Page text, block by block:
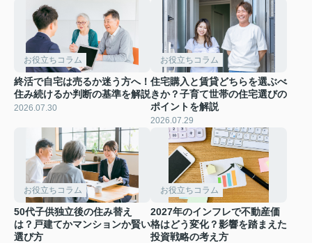
お役立ちコラム
終活で自宅は売るか迷う方へ！
住み続けるか判断の基準を解説
2026.07.30
お役立ちコラム
住宅購入と賃貸どちらを選ぶべ
きか？子育て世帯の住宅選びの
ポイントを解説
2026.07.29
お役立ちコラム
50代子供独立後の住み替え
は？戸建てかマンションか賢い
選び方
お役立ちコラム
2027年のインフレで不動産価
格はどう変化？影響を踏まえた
投資戦略の考え方